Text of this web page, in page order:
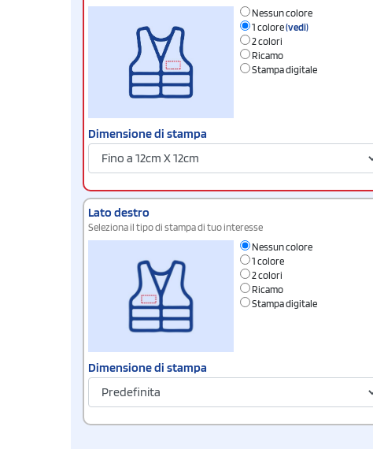
Nessun colore
1 colore(vedi)
2 colori
Ricamo
Stampa digitale
Dimensione di stampa
Lato destro
Seleziona il tipo di stampa di tuo interesse
Nessun colore
1 colore
2 colori
Ricamo
Stampa digitale
Dimensione di stampa